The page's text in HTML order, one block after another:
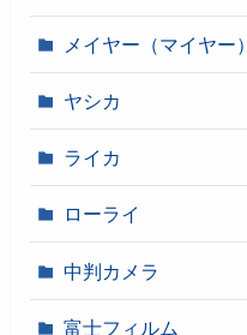
メイヤー（マイヤー）
ヤシカ
ライカ
ローライ
中判カメラ
富士フィルム